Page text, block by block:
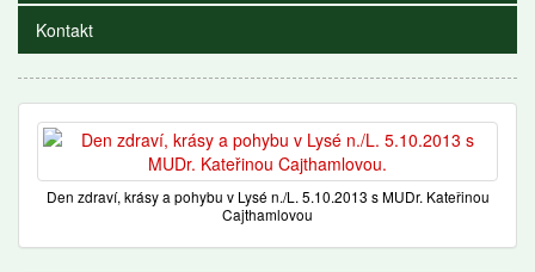
Kontakt
Den zdraví, krásy a pohybu v Lysé n./L. 5.10.2013 s MUDr. Kateřinou
Cajthamlovou